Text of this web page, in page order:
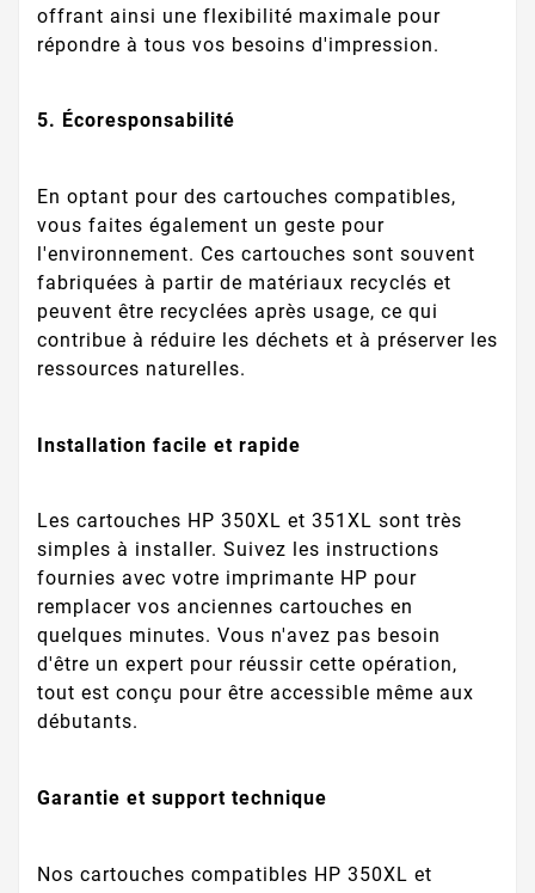
offrant ainsi une flexibilité maximale pour
répondre à tous vos besoins d'impression.
5. Écoresponsabilité
En optant pour des cartouches compatibles,
vous faites également un geste pour
l'environnement. Ces cartouches sont souvent
fabriquées à partir de matériaux recyclés et
peuvent être recyclées après usage, ce qui
contribue à réduire les déchets et à préserver les
ressources naturelles.
Installation facile et rapide
Les cartouches HP 350XL et 351XL sont très
simples à installer. Suivez les instructions
fournies avec votre imprimante HP pour
remplacer vos anciennes cartouches en
quelques minutes. Vous n'avez pas besoin
d'être un expert pour réussir cette opération,
tout est conçu pour être accessible même aux
débutants.
Garantie et support technique
Nos cartouches compatibles HP 350XL et